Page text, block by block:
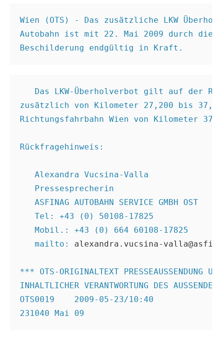
Wien (OTS) - Das zusätzliche LKW
Autobahn ist mit 22. Mai 2009 durch die
Beschilderung endgültig in Kraft.
Das LKW-Überholverbot gilt auf der
zusätzlich von Kilometer 27,200 bis
Richtungsfahrbahn Wien von Kilometer
Rückfragehinweis:
   Alexandra Vucsina-Valla
   Pressesprecherin
   ASFINAG AUTOBAHN SERVICE GMBH OST
   Tel: +43 (0) 50108-17825
   Mobil.: +43 (0) 664 60108-17825
   mailto:
alexandra.vucsina-
*** OTS-ORIGINALTEXT PRESSEAUSSENDUNG
INHALTLICHER VERANTWORTUNG DES
OTS0019    2009-05-23/10:40
231040 Mai 09